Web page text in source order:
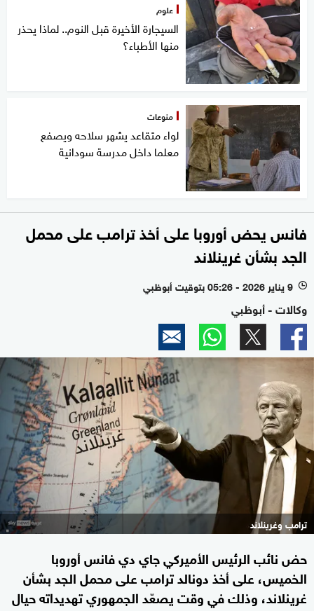
علوم
السيجارة الأخيرة قبل النوم.. لماذا يحذر
منها الأطباء؟
منوعات
لواء متقاعد يشهر سلاحه ويصفع
معلما داخل مدرسة سودانية
فانس يحض أوروبا على أخذ ترامب على محمل
الجد بشأن غرينلاند
l 9 يناير 2026 - 05:26 بتوقيت أبوظبي
وكالات - أبوظبي
ترامب وغرينلاند
حض نائب الرئيس الأميركي جاي دي فانس أوروبا
الخميس، على أخذ دونالد ترامب على محمل الجد بشأن
غرينلاند، وذلك في وقت يصعّد الجمهوري تهديداته حيال